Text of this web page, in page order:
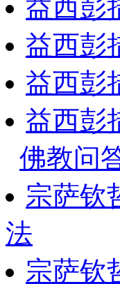
益西彭
益西彭
益西彭
益西彭
佛教问
宗萨钦
法
宗萨钦